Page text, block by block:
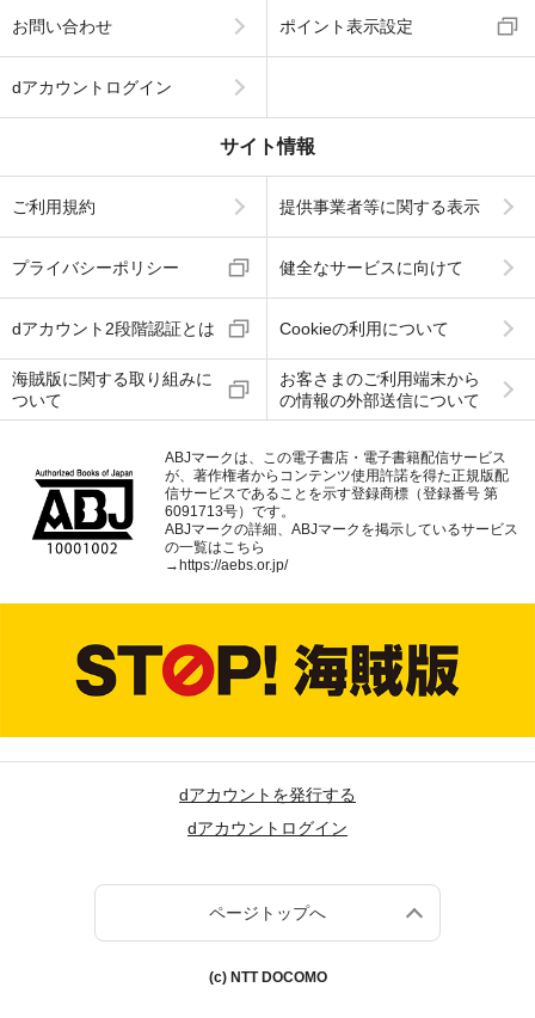
お問い合わせ ポイント表示設定
dアカウントログイン
サイト情報
ご利用規約 提供事業者等に関する表示
プライバシーポリシー 健全なサービスに向けて
dアカウント2段階認証とは Cookieの利用について
海賊版に関する取り組みに
ついて
お客さまのご利用端末から
の情報の外部送信について
ABJマークは、この電子書店・電子書籍配信サービス
が、著作権者からコンテンツ使用許諾を得た正規版配
信サービスであることを示す登録商標（登録番号 第
6091713号）です。
ABJマークの詳細、ABJマークを掲示しているサービス
の一覧はこちら
→ https://aebs.or.jp/
dアカウントを発行する
dアカウントログイン
ページトップへ
(c) NTT DOCOMO